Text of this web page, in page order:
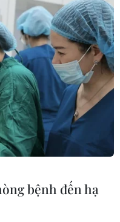
phát
hướng
bệnh đến hạ